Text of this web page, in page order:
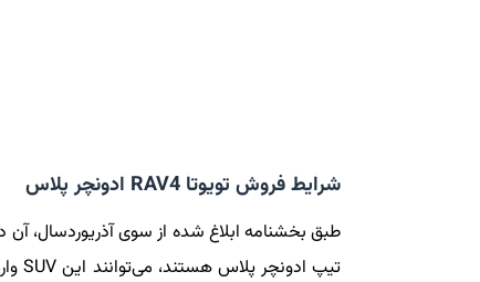
شرایط فروش تویوتا RAV4 ادونچر پلاس